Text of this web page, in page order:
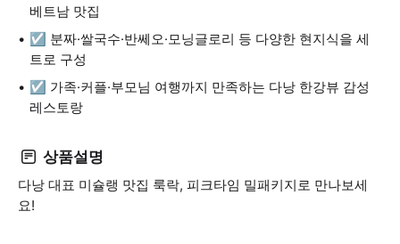
베트남 맛집
☑️ 분짜·쌀국수·반쎄오·모닝글로리 등 다양한 현지식을 세
트로 구성
☑️ 가족·커플·부모님 여행까지 만족하는 다낭 한강뷰 감성
레스토랑
상품설명
다낭 대표 미슐랭 맛집 룩락, 피크타임 밀패키지로 만나보세
요!